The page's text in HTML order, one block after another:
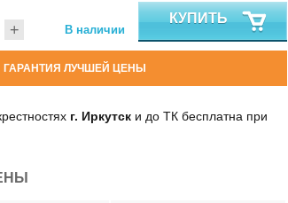
+ В наличии
КУПИТЬ
ГАРАНТИЯ ЛУЧШЕЙ ЦЕНЫ
г. Иркутск и до ТК бесплатна при